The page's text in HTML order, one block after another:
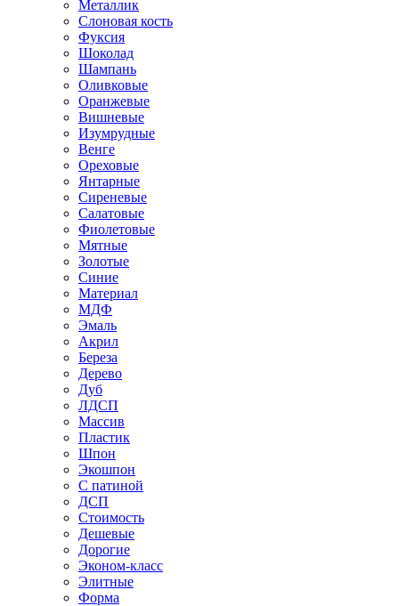
Металлик
Слоновая кость
Фуксия
Шоколад
Шампань
Оливковые
Оранжевые
Вишневые
Изумрудные
Венге
Ореховые
Янтарные
Сиреневые
Салатовые
Фиолетовые
Мятные
Золотые
Синие
Материал
МДФ
Эмаль
Акрил
Береза
Дерево
Дуб
ЛДСП
Массив
Пластик
Шпон
Экошпон
С патиной
ДСП
Стоимость
Дешевые
Дорогие
Эконом-класс
Элитные
Форма